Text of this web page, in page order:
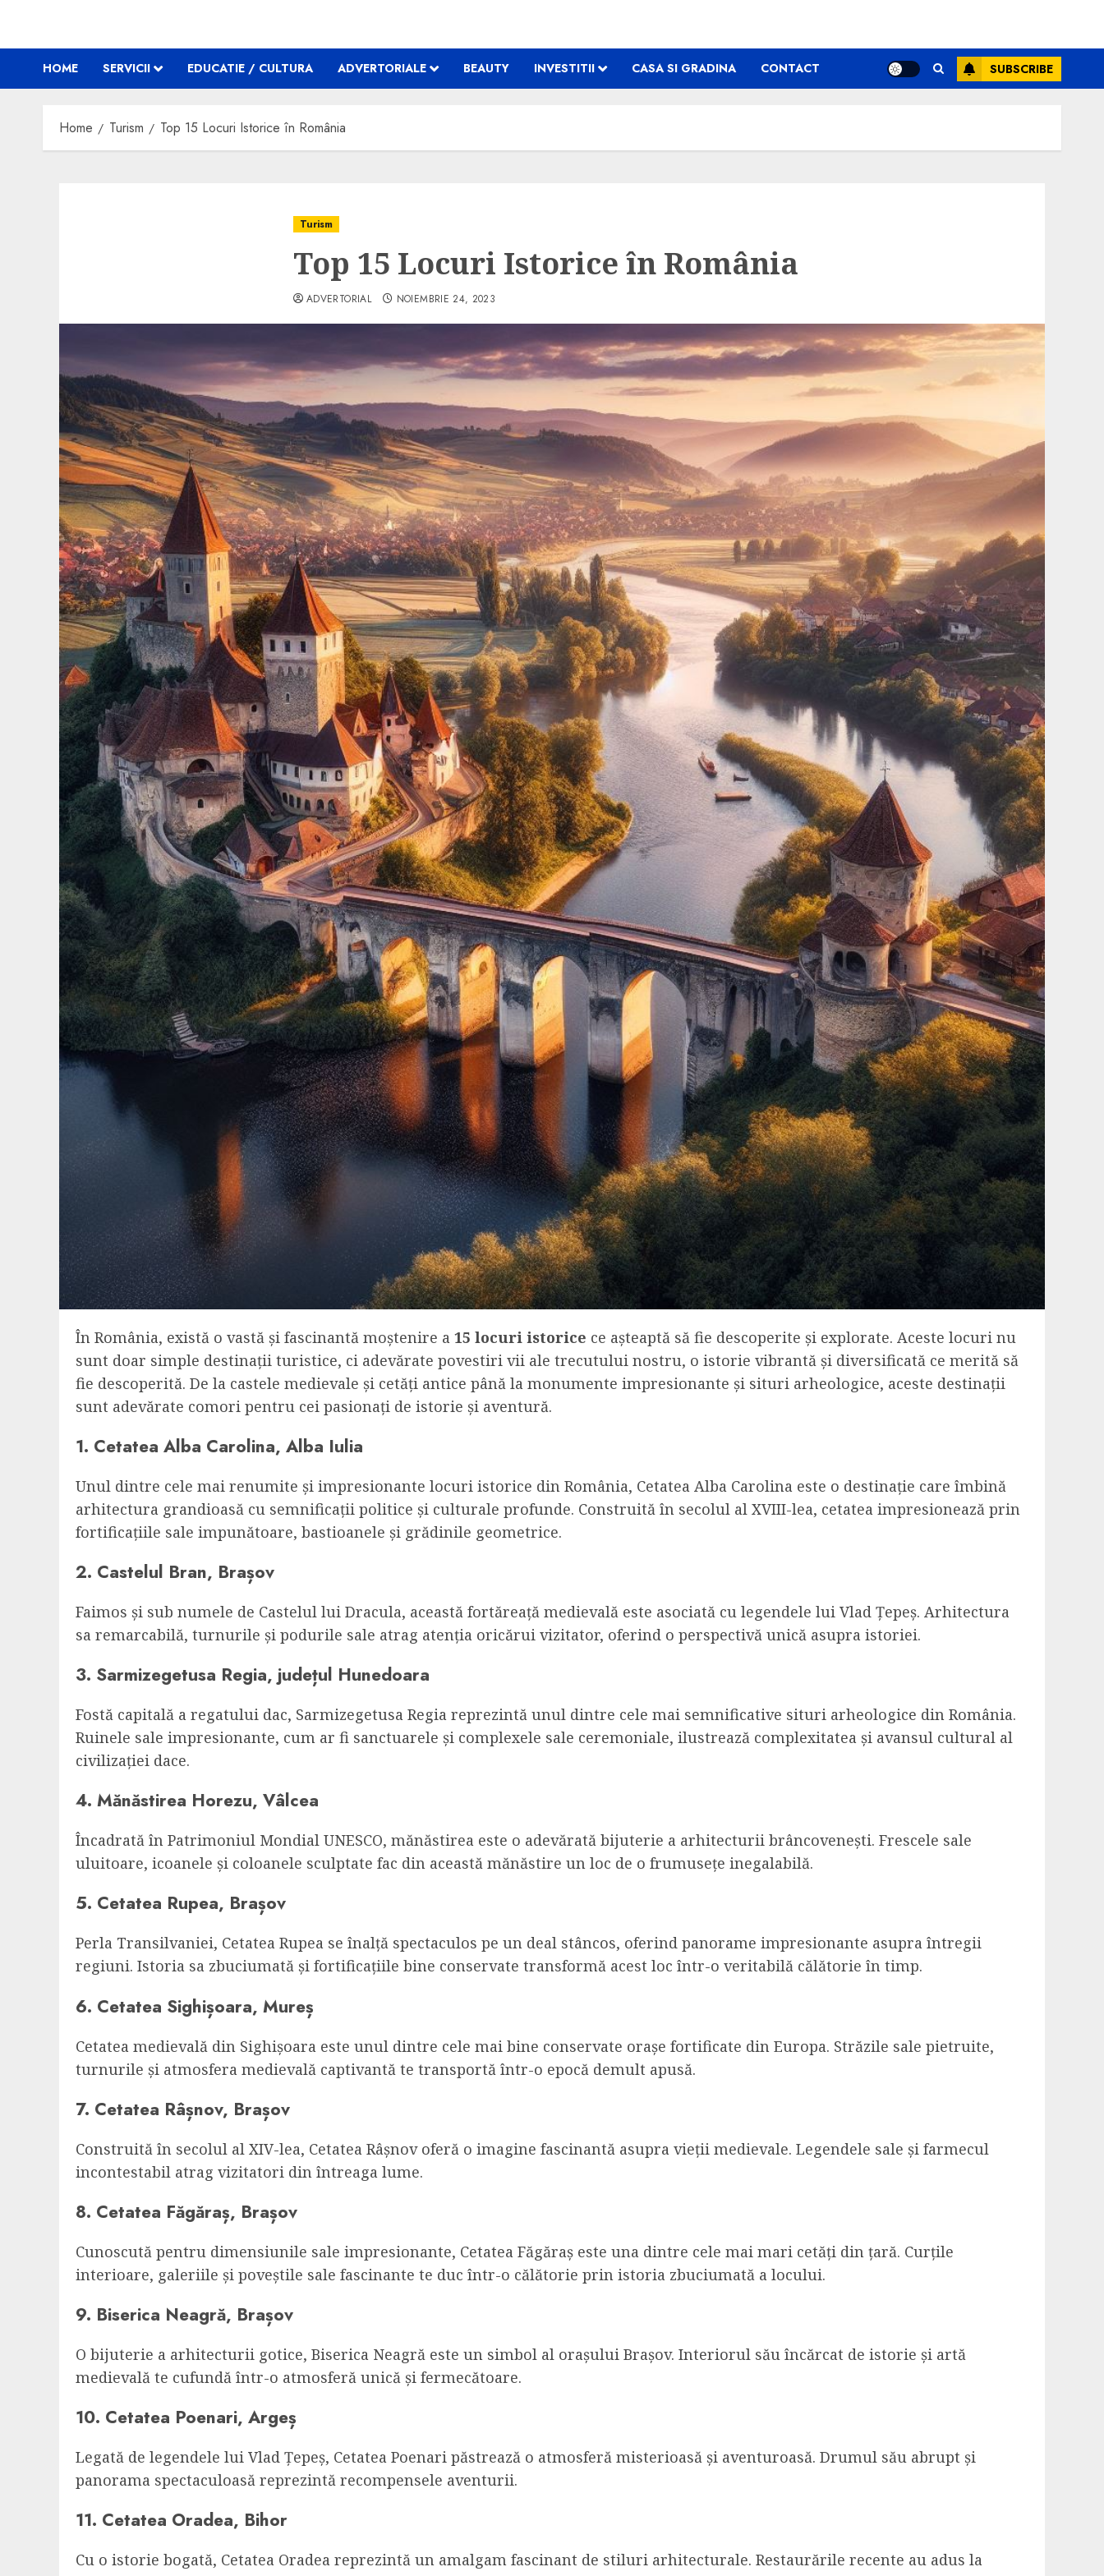
HOME SERVICII EDUCATIE / CULTURA ADVERTORIALE BEAUTY INVESTITII CASA SI GRADINA CONTACT SUBSCRIBE
Home Turism Top 15 Locuri Istorice în România
Turism
Top 15 Locuri Istorice în România
ADVERTORIAL NOIEMBRIE 24, 2023
În România, există o vastă și fascinantă moștenire a 15 locuri istorice ce așteaptă să fie descoperite și explorate. Aceste locuri nu
sunt doar simple destinații turistice, ci adevărate povestiri vii ale trecutului nostru, o istorie vibrantă și diversificată ce merită să
fie descoperită. De la castele medievale și cetăți antice până la monumente impresionante și situri arheologice, aceste destinații
sunt adevărate comori pentru cei pasionați de istorie și aventură.
1. Cetatea Alba Carolina, Alba Iulia
Unul dintre cele mai renumite și impresionante locuri istorice din România, Cetatea Alba Carolina este o destinație care îmbină
arhitectura grandioasă cu semnificații politice și culturale profunde. Construită în secolul al XVIII-lea, cetatea impresionează prin
fortificațiile sale impunătoare, bastioanele și grădinile geometrice.
2. Castelul Bran, Brașov
Faimos și sub numele de Castelul lui Dracula, această fortăreață medievală este asociată cu legendele lui Vlad Țepeș. Arhitectura
sa remarcabilă, turnurile și podurile sale atrag atenția oricărui vizitator, oferind o perspectivă unică asupra istoriei.
3. Sarmizegetusa Regia, județul Hunedoara
Fostă capitală a regatului dac, Sarmizegetusa Regia reprezintă unul dintre cele mai semnificative situri arheologice din România.
Ruinele sale impresionante, cum ar fi sanctuarele și complexele sale ceremoniale, ilustrează complexitatea și avansul cultural al
civilizației dace.
4. Mănăstirea Horezu, Vâlcea
Încadrată în Patrimoniul Mondial UNESCO, mănăstirea este o adevărată bijuterie a arhitecturii brâncovenești. Frescele sale
uluitoare, icoanele și coloanele sculptate fac din această mănăstire un loc de o frumusețe inegalabilă.
5. Cetatea Rupea, Brașov
Perla Transilvaniei, Cetatea Rupea se înalță spectaculos pe un deal stâncos, oferind panorame impresionante asupra întregii
regiuni. Istoria sa zbuciumată și fortificațiile bine conservate transformă acest loc într-o veritabilă călătorie în timp.
6. Cetatea Sighișoara, Mureș
Cetatea medievală din Sighișoara este unul dintre cele mai bine conservate orașe fortificate din Europa. Străzile sale pietruite,
turnurile și atmosfera medievală captivantă te transportă într-o epocă demult apusă.
7. Cetatea Râșnov, Brașov
Construită în secolul al XIV-lea, Cetatea Râșnov oferă o imagine fascinantă asupra vieții medievale. Legendele sale și farmecul
incontestabil atrag vizitatori din întreaga lume.
8. Cetatea Făgăraș, Brașov
Cunoscută pentru dimensiunile sale impresionante, Cetatea Făgăraș este una dintre cele mai mari cetăți din țară. Curțile
interioare, galeriile și poveștile sale fascinante te duc într-o călătorie prin istoria zbuciumată a locului.
9. Biserica Neagră, Brașov
O bijuterie a arhitecturii gotice, Biserica Neagră este un simbol al orașului Brașov. Interiorul său încărcat de istorie și artă
medievală te cufundă într-o atmosferă unică și fermecătoare.
10. Cetatea Poenari, Argeș
Legată de legendele lui Vlad Țepeș, Cetatea Poenari păstrează o atmosferă misterioasă și aventuroasă. Drumul său abrupt și
panorama spectaculoasă reprezintă recompensele aventurii.
11. Cetatea Oradea, Bihor
Cu o istorie bogată, Cetatea Oradea reprezintă un amalgam fascinant de stiluri arhitecturale. Restaurările recente au adus la